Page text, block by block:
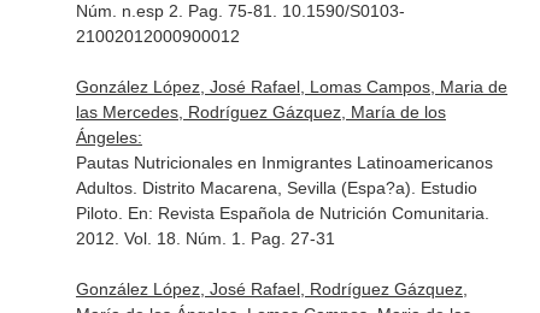
Núm. n.esp 2. Pag. 75-81. 10.1590/S0103-
21002012000900012
González López, José Rafael, Lomas Campos, Maria de
las Mercedes, Rodríguez Gázquez, María de los
Ángeles:
Pautas Nutricionales en Inmigrantes Latinoamericanos
Adultos. Distrito Macarena, Sevilla (Espa?a). Estudio
Piloto. En: Revista Española de Nutrición Comunitaria
2012. Vol. 18. Núm. 1. Pag. 27-31
González López, José Rafael, Rodríguez Gázquez,